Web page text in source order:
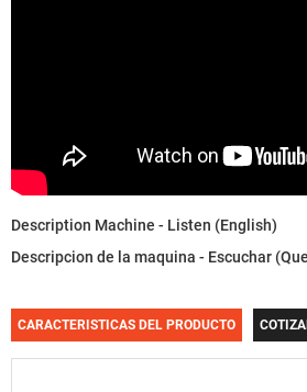
Description Machine - Listen (English)
Descripcion de la maquina - Escuchar
CARACTERISTICAS DEL PRODUCTO